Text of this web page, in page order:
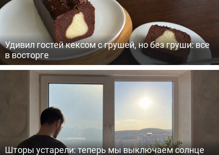
Удивил гостей кексом с грушей, но без груши: все
в восторге
Шторы устарели: теперь мы выключаем солнце